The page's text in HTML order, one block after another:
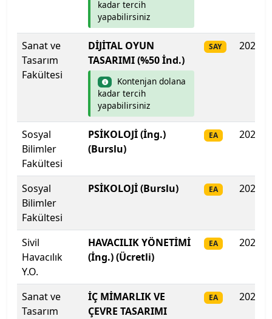
Çankaya Üniversitesi
Çankırı Karatekin Üniversitesi
Çukurova Üniversitesi
Demiroğlu Bilim Üniversitesi
Dicle Üniversitesi
Doğu Akdeniz Üniversitesi
Doğuş Üniversitesi
Dokuz Eylül Üniversitesi
Düzce Üniversitesi
Ege Üniversitesi
Erciyes Üniversitesi
kadar tercih
yapabilirsiniz
Sanat ve
Tasarım
Fakültesi
DİJİTAL OYUN
TASARIMI (%50 İnd.)
Kontenjan dolana
kadar tercih
yapabilirsiniz
SAY 2025
Sosyal
Bilimler
Fakültesi
PSİKOLOJİ (İng.)
(Burslu)
EA 2025
Sosyal
Bilimler
Fakültesi
PSİKOLOJİ (Burslu) EA 2025
Sivil
Havacılık
Y.O.
HAVACILIK YÖNETİMİ
(İng.) (Ücretli)
EA 2025
Sanat ve
Tasarım
İÇ MİMARLIK VE
ÇEVRE TASARIMI
EA 2025